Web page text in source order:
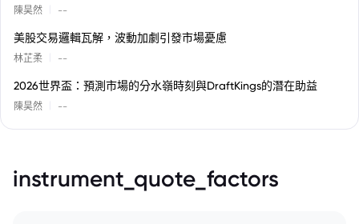
陳昊然 --
美股交易邏輯瓦解，波動加劇引發市場憂慮
林芷柔 --
2026世界盃：預測市場的分水嶺時刻與DraftKings的潛在助益
陳昊然 --
instrument_quote_factors